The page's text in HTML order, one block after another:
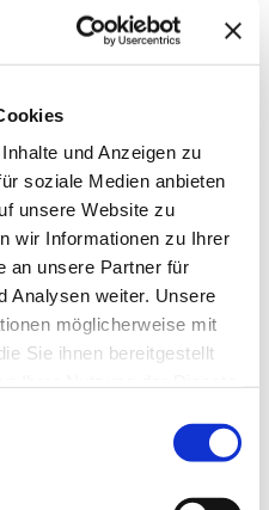
und Anzeigen zu
soziale Medien anbieten
unsere Website zu
wir Informationen zu Ihrer
an unsere Partner für
Analysen weiter. Unsere
möglicherweise mit
Sie ihnen bereitgestellt
schiefgelaufen
kJ (330 kcal),
11,0 g,
davon Zucker: 0,7 g, Fett: 1,8
0,3 g, Ballaststoffe:
bei Paketversand. Bei
Scheiper bringt's regional
Uhr werden nach Möglichkeit